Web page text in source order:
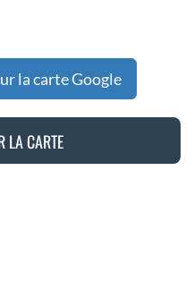
la carte Google
LA CARTE